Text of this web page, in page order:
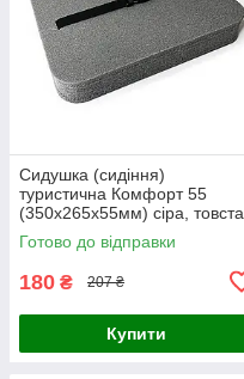
Сидушка (сидіння)
туристична Комфорт 55
(350х265х55мм) сіра, товста,
м'яка з кріпленням на пояс
Готово до відправки
180 ₴ 207 ₴
Купити